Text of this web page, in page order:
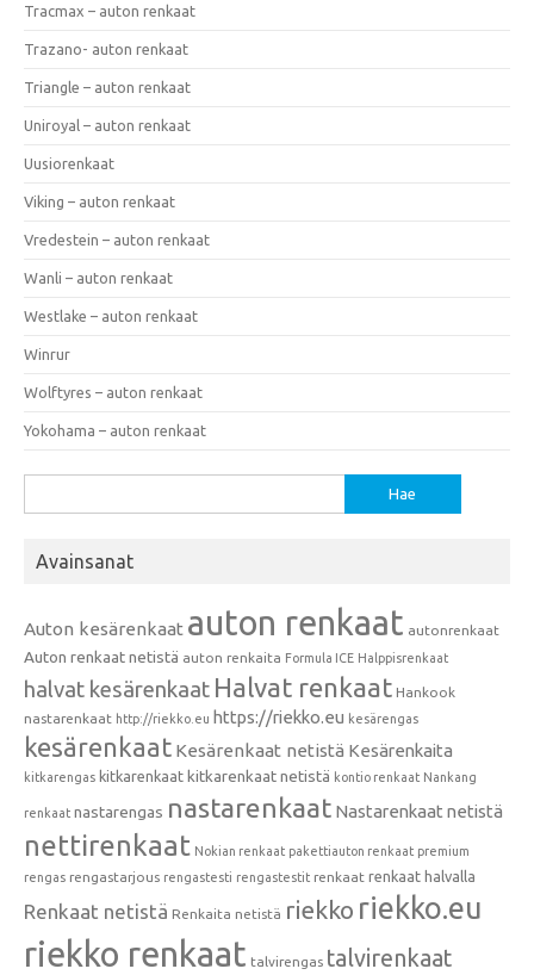
Tracmax – auton renkaat
Trazano- auton renkaat
Triangle – auton renkaat
Uniroyal – auton renkaat
Uusiorenkaat
Viking – auton renkaat
Vredestein – auton renkaat
Wanli – auton renkaat
Westlake – auton renkaat
Winrur
Wolftyres – auton renkaat
Yokohama – auton renkaat
Avainsanat
Auton kesärenkaat auton renkaat autonrenkaat
Auton renkaat netistä auton renkaita Formula ICE Halppisrenkaat
halvat kesärenkaat Halvat renkaat Hankook
nastarenkaat http://riekko.eu https://riekko.eu kesärengas
kesärenkaat Kesärenkaat netistä Kesärenkaita
kitkarengas kitkarenkaat kitkarenkaat netistä kontio renkaat Nankang
renkaat nastarengas nastarenkaat Nastarenkaat netistä
nettirenkaat Nokian renkaat pakettiauton renkaat premium
rengas rengastarjous rengastesti rengastestit renkaat renkaat halvalla
Renkaat netistä Renkaita netistä riekko riekko.eu
riekko renkaat talvirengas talvirenkaat